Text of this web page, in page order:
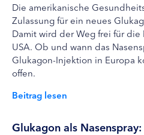
Die amerikanische
Zulassung für ein neues
Damit wird der Weg frei für
USA. Ob und wann das
Glukagon-Injektion in Europa
offen.
Beitrag lesen
Glukagon als